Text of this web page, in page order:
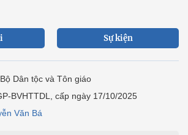
Sự kiện
Dân tộc và Tôn giáo
BVHTTDL, cấp ngày 17/10/2025
Văn Bá